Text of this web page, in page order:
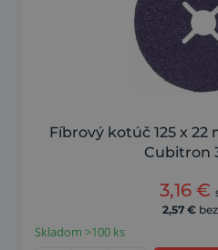
Fíbrový kotúč 125 x
Cubitron
3,16 €
2,57 €
Skladom >100 ks